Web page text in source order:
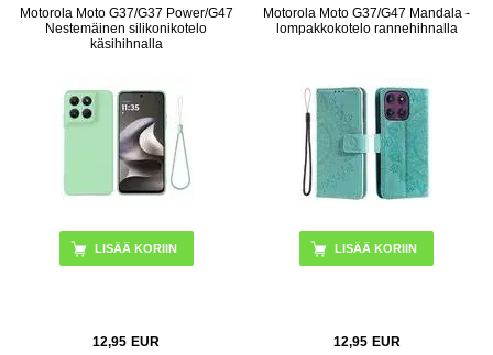
Motorola Moto G37/G37 Power/G47
Nestemäinen silikonikotelo
käsihihnalla
LISÄÄ KORIIN
12,95 EUR
Motorola Moto G37/G47 Mandala -
lompakkokotelo rannehihnalla
LISÄÄ KORIIN
12,95 EUR